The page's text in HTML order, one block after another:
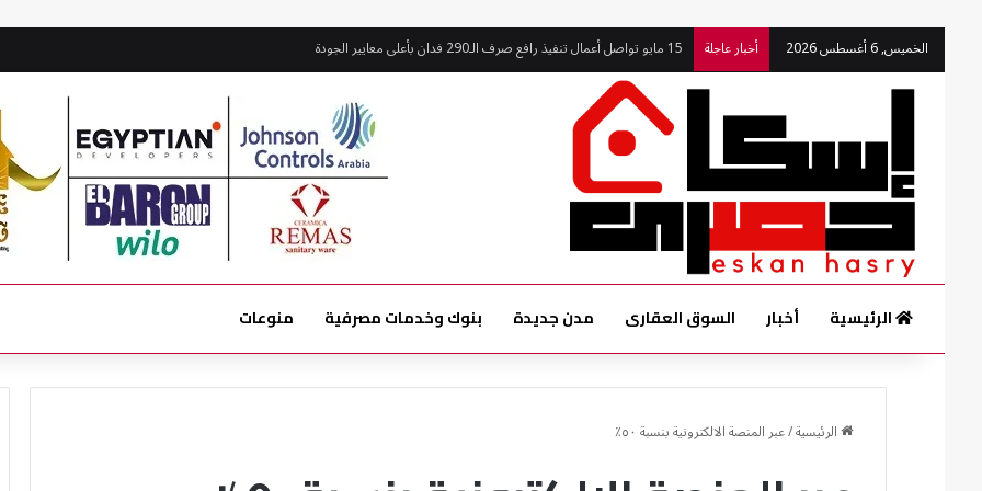
الخميس, 6 أغسطس 2026 أخبار عاجلة 15 مايو تواصل أعمال تنفيذ رافع صرف الـ290 فدان بأعلى معايير الجودة
الرئيسية أخبار السوق العقارى مدن جديدة بنوك وخدمات مصرفية منوعات
الرئيسية/عبر المنصة الالكترونية بنسبة ٥٠٪؜